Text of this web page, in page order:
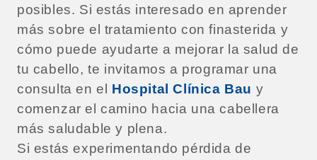
posibles. Si estás interesado en aprender
más sobre el tratamiento con finasterida y
cómo puede ayudarte a mejorar la salud de
tu cabello, te invitamos a programar una
consulta en el Hospital Clínica Bau y
comenzar el camino hacia una cabellera
más saludable y plena.
Si estás experimentando pérdida de